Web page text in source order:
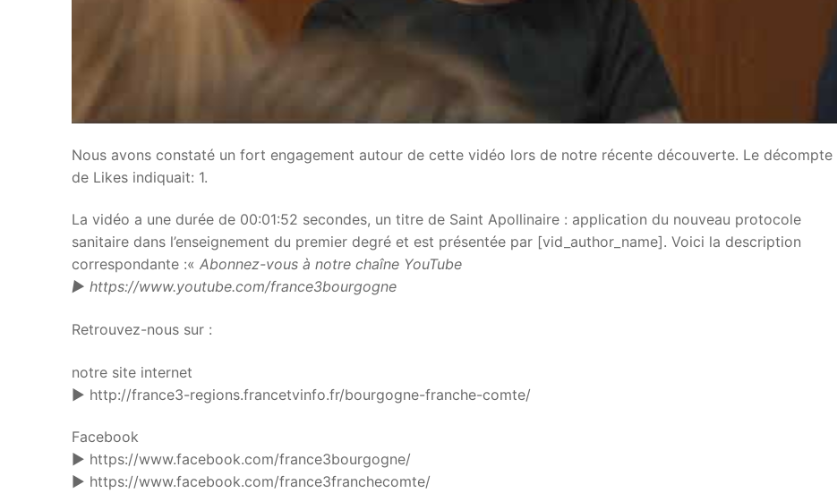
Nous avons constaté un fort engagement autour de cette vidéo lors de notre récente découverte. Le décompte
de Likes indiquait: 1.
La vidéo a une durée de 00:01:52 secondes, un titre de Saint Apollinaire : application du nouveau protocole
sanitaire dans l’enseignement du premier degré et est présentée par [vid_author_name]. Voici la description
correspondante :« Abonnez-vous à notre chaîne YouTube
► https://www.youtube.com/france3bourgogne
Retrouvez-nous sur :
notre site internet
► http://france3-regions.francetvinfo.fr/bourgogne-franche-comte/
Facebook
► https://www.facebook.com/france3bourgogne/
► https://www.facebook.com/france3franchecomte/